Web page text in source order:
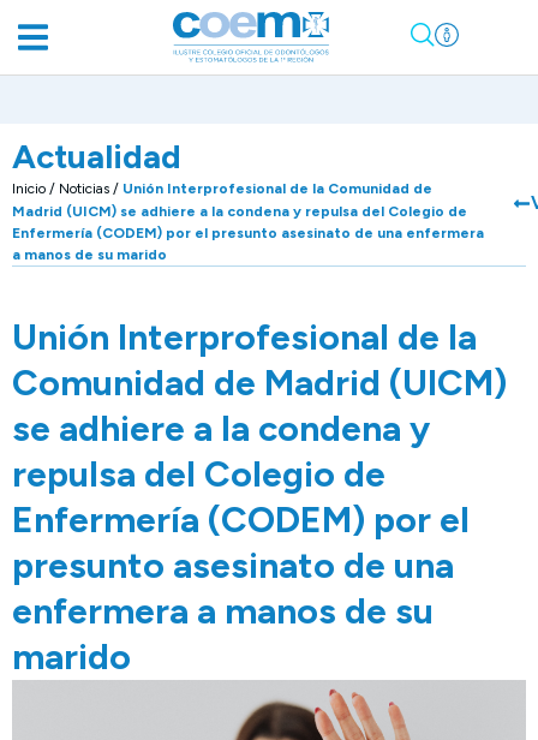
Actualidad
Inicio / Noticias / Unión Interprofesional de la Comunidad de
Madrid (UICM) se adhiere a la condena y repulsa del Colegio de
Enfermería (CODEM) por el presunto asesinato de una enfermera
a manos de su marido
Unión Interprofesional de la
Comunidad de Madrid (UICM)
se adhiere a la condena y
repulsa del Colegio de
Enfermería (CODEM) por el
presunto asesinato de una
enfermera a manos de su
marido